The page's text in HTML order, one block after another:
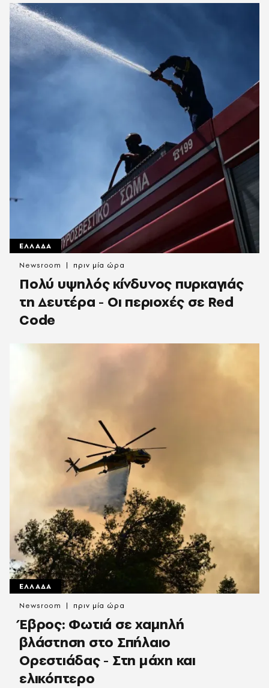
ΕΛΛΑΔΑ
Πολύ υψηλός κίνδυνος πυρκαγιάς
τη Δευτέρα - Οι περιοχές σε Red
Code
Newsroom πριν μία ώρα
ΕΛΛΑΔΑ
Έβρος: Φωτιά σε χαμηλή
βλάστηση στο Σπήλαιο
Ορεστιάδας - Στη μάχη και
ελικόπτερο
Newsroom πριν μία ώρα